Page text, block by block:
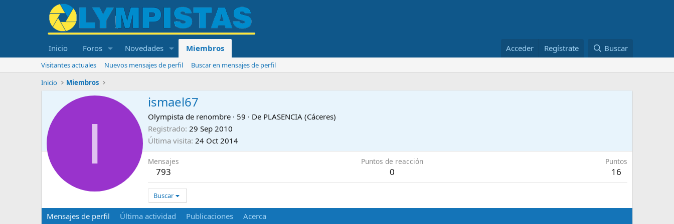
Inicio Foros Novedades Miembros Acceder Regístrate Buscar
Visitantes actuales Nuevos mensajes de perfil
Buscar en mensajes de perfil
Inicio
Miembros
I
ismael67
Olympista de renombre · 59 · De PLASENCIA (Cáceres)
Registrado 29 Sep 2010
Última visita 24 Oct 2014
Mensajes
793
Puntos de reacción
0
Puntos
16
Buscar
Mensajes de perfil Última actividad Publicaciones Acerca